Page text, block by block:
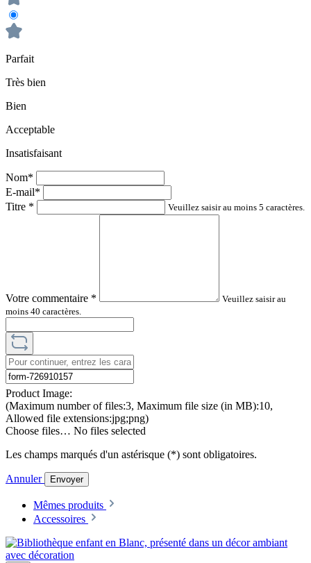
Parfait
Très bien
Bien
Acceptable
Insatisfaisant
Nom*
E-mail*
Titre * Veuillez saisir au moins 5 caractères.
Votre commentaire *
Veuillez saisir au
moins 40 caractères.
Product Image:
(Maximum number of files:3, Maximum file size (in MB):10,
Allowed file extensions:jpg;png)
Choose files… No files selected
Les champs marqués d'un astérisque (*) sont obligatoires.
Annuler Envoyer
Mêmes produits
Accessoires